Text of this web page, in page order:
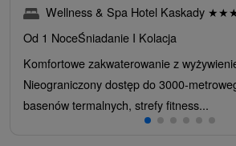
Wellness & Spa Hotel Kaskady ★★
Od 1 NoceŚniadanie I Kolacja
Komfortowe zakwaterowanie z
Nieograniczony dostęp do 3000-
basenów termalnych, strefy fitness...